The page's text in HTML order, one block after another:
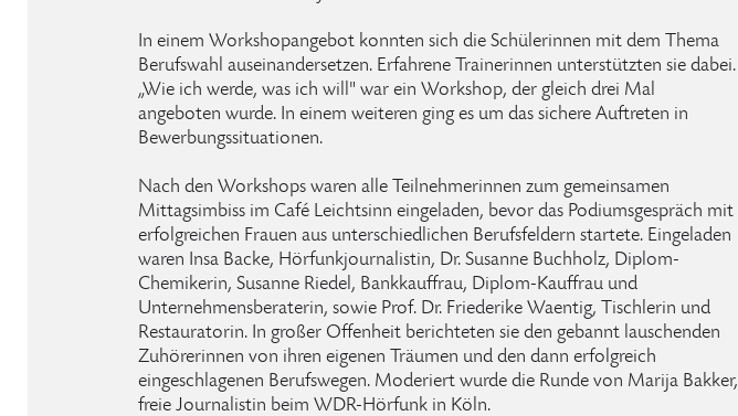
In einem Workshopangebot konnten sich die Schülerinnen mit dem Thema
Berufswahl auseinandersetzen. Erfahrene Trainerinnen unterstützten sie dabei.
„Wie ich werde, was ich will" war ein Workshop, der gleich drei Mal
angeboten wurde. In einem weiteren ging es um das sichere Auftreten in
Bewerbungssituationen.
Nach den Workshops waren alle Teilnehmerinnen zum gemeinsamen
Mittagsimbiss im Café Leichtsinn eingeladen, bevor das Podiumsgespräch mit
erfolgreichen Frauen aus unterschiedlichen Berufsfeldern startete. Eingeladen
waren Insa Backe, Hörfunkjournalistin, Dr. Susanne Buchholz, Diplom-
Chemikerin, Susanne Riedel, Bankkauffrau, Diplom-Kauffrau und
Unternehmensberaterin, sowie Prof. Dr. Friederike Waentig, Tischlerin und
Restauratorin. In großer Offenheit berichteten sie den gebannt lauschenden
Zuhörerinnen von ihren eigenen Träumen und den dann erfolgreich
eingeschlagenen Berufswegen. Moderiert wurde die Runde von Marija Bakker,
freie Journalistin beim WDR-Hörfunk in Köln.